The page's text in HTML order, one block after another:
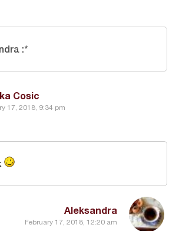
Cosic
17, 2018, 9:34 pm
:*
Aleksandra
February 17, 2018, 12:20 am